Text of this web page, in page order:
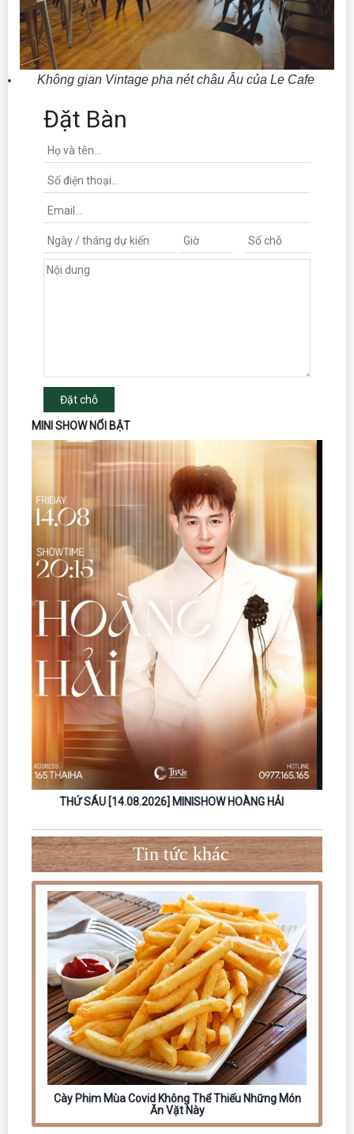
Không gian Vintage pha nét châu Âu của Le Cafe
Đặt Bàn
Đặt chỗ
MINI SHOW NỔI BẬT
THỨ SÁU [18.09.2026] – MINISHOW NGUYỄN ĐÌNH TUẤN
Tin tức khác
Cày Phim Mùa Covid Không Thể Thiếu Những Món
Ăn Vặt Này